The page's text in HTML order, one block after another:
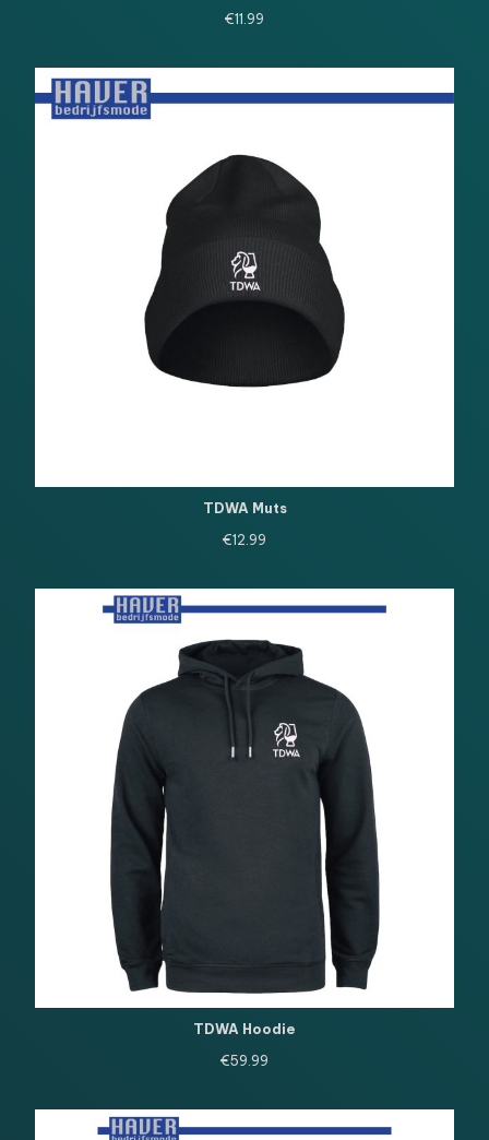
€11.99
TDWA Muts
€12.99
TDWA Hoodie
€59.99